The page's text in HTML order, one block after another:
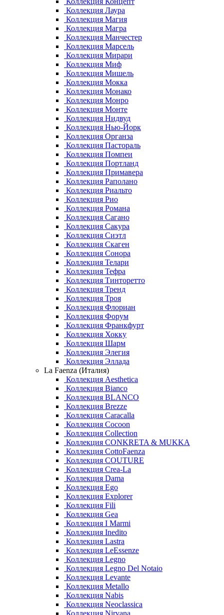
Коллекция Лаура
Коллекция Магия
Коллекция Магра
Коллекция Манчестер
Коллекция Марсель
Коллекция Мирари
Коллекция Миф
Коллекция Мишель
Коллекция Мокка
Коллекция Монако
Коллекция Монро
Коллекция Монте
Коллекция Нидвуд
Коллекция Нью-Йорк
Коллекция Органза
Коллекция Пастораль
Коллекция Помпеи
Коллекция Портланд
Коллекция Примавера
Коллекция Раполано
Коллекция Риальто
Коллекция Рио
Коллекция Романа
Коллекция Сагано
Коллекция Сакура
Коллекция Сиэтл
Коллекция Скаген
Коллекция Сонора
Коллекция Телари
Коллекция Тефра
Коллекция Тинторетто
Коллекция Тренд
Коллекция Троя
Коллекция Флориан
Коллекция Форум
Коллекция Франкфурт
Коллекция Хокку
Коллекция Шарм
Коллекция Элегия
Коллекция Эллада
La Faenza (Италия)
Коллекция Aesthetica
Коллекция Bianco
Коллекция BLANCO
Коллекция Brezze
Коллекция Caracalla
Коллекция Cocoon
Коллекция Collection
Коллекция CONKRETA & MUKKA
Коллекция CottoFaenza
Коллекция COUTURE
Коллекция Crea-La
Коллекция Dama
Коллекция Ego
Коллекция Explorer
Коллекция Fili
Коллекция Gea
Коллекция I Marmi
Коллекция Inedito
Коллекция Lastra
Коллекция LeEssenze
Коллекция Legno
Коллекция Legno Del Notaio
Коллекция Levante
Коллекция Metallo
Коллекция Nabis
Коллекция Neoclassica
Коллекция Nirvana